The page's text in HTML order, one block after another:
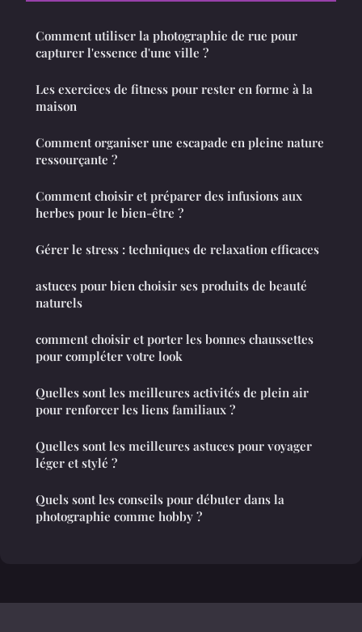
Comment utiliser la photographie de rue pour
capturer l'essence d'une ville ?
Les exercices de fitness pour rester en forme à la
maison
Comment organiser une escapade en pleine nature
ressourçante ?
Comment choisir et préparer des infusions aux
herbes pour le bien-être ?
Gérer le stress : techniques de relaxation efficaces
astuces pour bien choisir ses produits de beauté
naturels
comment choisir et porter les bonnes chaussettes
pour compléter votre look
Quelles sont les meilleures activités de plein air
pour renforcer les liens familiaux ?
Quelles sont les meilleures astuces pour voyager
léger et stylé ?
Quels sont les conseils pour débuter dans la
photographie comme hobby ?